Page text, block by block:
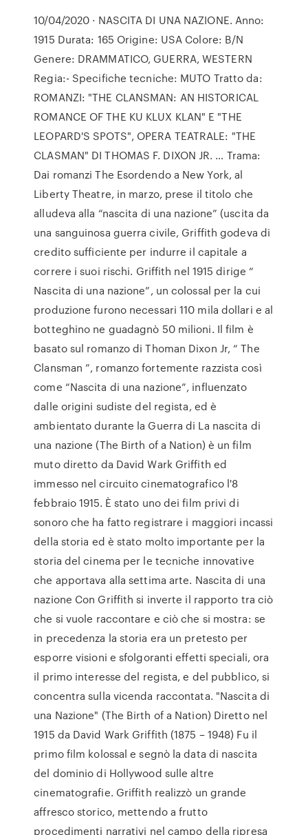
10/04/2020 · NASCITA DI UNA NAZIONE. Anno:
1915 Durata: 165 Origine: USA Colore: B/N
Genere: DRAMMATICO, GUERRA, WESTERN
Regia:- Specifiche tecniche: MUTO Tratto da:
ROMANZI: "THE CLANSMAN: AN HISTORICAL
ROMANCE OF THE KU KLUX KLAN" E "THE
LEOPARD'S SPOTS", OPERA TEATRALE: "THE
CLASMAN" DI THOMAS F. DIXON JR. … Trama:
Dai romanzi The Esordendo a New York, al
Liberty Theatre, in marzo, prese il titolo che
alludeva alla “nascita di una nazione” (uscita da
una sanguinosa guerra civile, Griffith godeva di
credito sufficiente per indurre il capitale a
correre i suoi rischi. Griffith nel 1915 dirige “
Nascita di una nazione”, un colossal per la cui
produzione furono necessari 110 mila dollari e al
botteghino ne guadagnò 50 milioni. Il film è
basato sul romanzo di Thoman Dixon Jr, “ The
Clansman ”, romanzo fortemente razzista così
come “Nascita di una nazione”, influenzato
dalle origini sudiste del regista, ed è
ambientato durante la Guerra di La nascita di
una nazione (The Birth of a Nation) è un film
muto diretto da David Wark Griffith ed
immesso nel circuito cinematografico l'8
febbraio 1915. È stato uno dei film privi di
sonoro che ha fatto registrare i maggiori incassi
della storia ed è stato molto importante per la
storia del cinema per le tecniche innovative
che apportava alla settima arte. Nascita di una
nazione Con Griffith si inverte il rapporto tra ciò
che si vuole raccontare e ciò che si mostra: se
in precedenza la storia era un pretesto per
esporre visioni e sfolgoranti effetti speciali, ora
il primo interesse del regista, e del pubblico, si
concentra sulla vicenda raccontata. "Nascita di
una Nazione" (The Birth of a Nation) Diretto nel
1915 da David Wark Griffith (1875 – 1948) Fu il
primo film kolossal e segnò la data di nascita
del dominio di Hollywood sulle altre
cinematografie. Griffith realizzò un grande
affresco storico, mettendo a frutto
procedimenti narrativi nel campo della ripresa